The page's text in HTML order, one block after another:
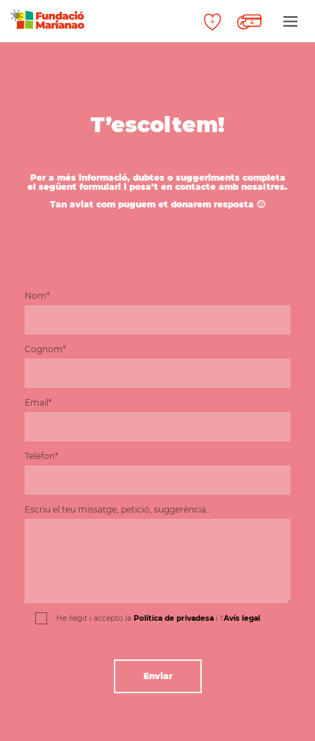
T’escoltem!
Per a més informació, dubtes o suggeriments completa
el següent formulari i posa’t en contacte amb nosaltres.
Tan aviat com puguem et donarem resposta 🙂
Nom*
Cognom*
Email*
Telèfon*
Escriu el teu missatge, petició, suggerència...
He llegit i accepto la Política de privadesa i l'Avís legal